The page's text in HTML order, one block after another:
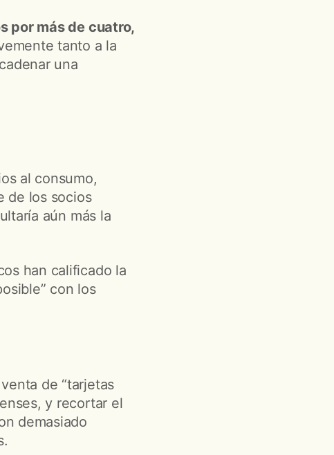
por más de cuatro,
tanto a la
una
al consumo,
de los socios
aún más la
han calificado la
con los
de “tarjetas
y recortar el
demasiado